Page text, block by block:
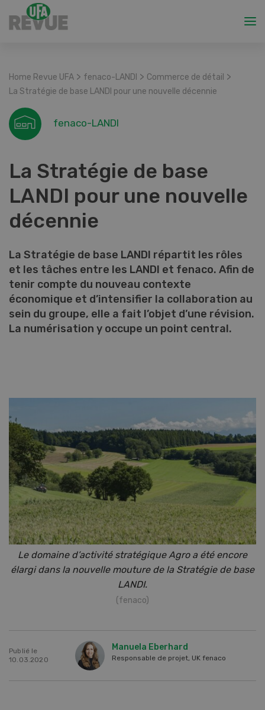
Home Revue UFA > fenaco-LANDI > Commerce de détail >
La Stratégie de base LANDI pour une nouvelle décennie
fenaco-LANDI
La Stratégie de base
LANDI pour une nouvelle
décennie
La Stratégie de base LANDI répartit les rôles
et les tâches entre les LANDI et fenaco. Afin de
tenir compte du nouveau contexte
économique et d’intensifier la collaboration au
sein du groupe, elle a fait l’objet d’une révision.
La numérisation y occupe un point central.
Le domaine d’activité stratégique Agro a été encore
élargi dans la nouvelle mouture de la Stratégie de base
LANDI.
(fenaco)
Publié le
10.03.2020
Manuela Eberhard
Responsable de projet, UK fenaco